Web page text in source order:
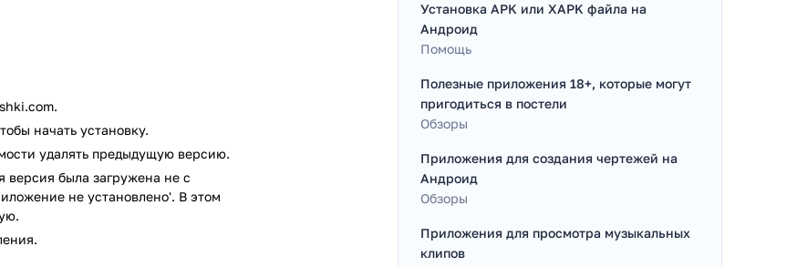
В результате проверки по
начать установку.
удалять предыдущую версию.
версия была загружена не с
не установлено'. В этом
Установка APK или XAPK файла на
Андроид
Помощь
Полезные приложения 18+, которые могут
пригодиться в постели
Обзоры
Приложения для создания чертежей на
Андроид
Обзоры
Приложения для просмотра музыкальных
клипов